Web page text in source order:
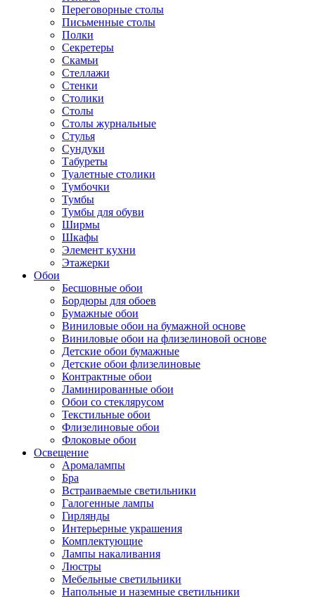
Переговорные столы
Письменные столы
Полки
Секретеры
Скамьи
Стеллажи
Стенки
Столики
Столы
Столы журнальные
Стулья
Сундуки
Табуреты
Туалетные столики
Тумбочки
Тумбы
Тумбы для обуви
Ширмы
Шкафы
Элемент кухни
Этажерки
Обои
Бесшовные обои
Бордюры для обоев
Бумажные обои
Виниловые обои на бумажной основе
Виниловые обои на флизелиновой основе
Детские обои бумажные
Детские обои флизелиновые
Контрактные обои
Ламинированные обои
Обои со стеклярусом
Текстильные обои
Флизелиновые обои
Флоковые обои
Освещение
Аромалампы
Бра
Встраиваемые светильники
Галогенные лампы
Гирлянды
Интерьерные украшения
Комплектующие
Лампы накаливания
Люстры
Мебельные светильники
Напольные и наземные светильники